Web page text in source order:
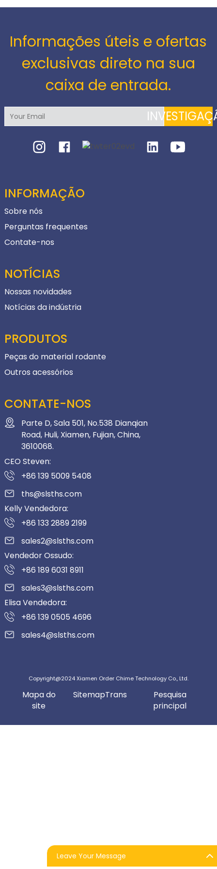
Informações úteis e ofertas
exclusivas direto na sua
caixa de entrada.
INFORMAÇÃO
Sobre nós
Perguntas frequentes
Contate-nos
NOTÍCIAS
Nossas novidades
Notícias da indústria
PRODUTOS
Peças do material rodante
Outros acessórios
CONTATE-NOS
Parte D, Sala 501, No.538 Dianqian
Road, Huli, Xiamen, Fujian, China,
3610068.
CEO Steven:
+86 139 5009 5408
ths@slsths.com
Kelly Vendedora:
+86 133 2889 2199
sales2@slsths.com
Vendedor Ossudo:
+86 189 6031 8911
sales3@slsths.com
Elisa Vendedora:
+86 139 0505 4696
sales4@slsths.com
Copyright@2024 Xiamen Order Chime Technology Co., Ltd.
Mapa do
site
SitemapTrans
Pesquisa
principal
Leave Your Message